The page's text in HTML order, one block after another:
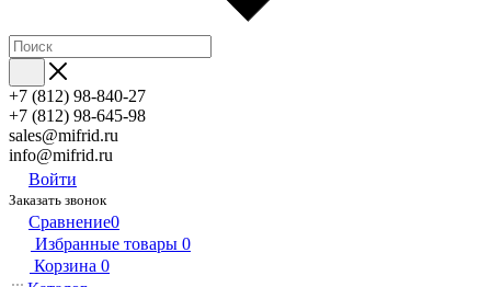
+7 (812) 98-840-27
+7 (812) 98-645-98
sales@mifrid.ru
info@mifrid.ru
Войти
Заказать звонок
Сравнение0
Избранные товары 0
Корзина 0